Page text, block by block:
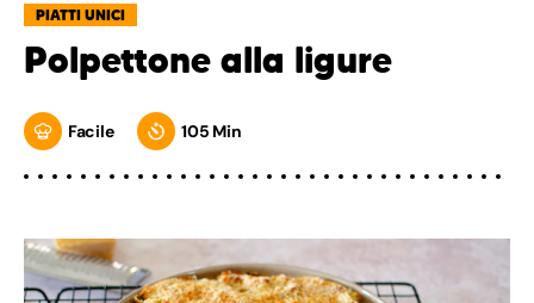
PIATTI UNICI
Polpettone alla ligure
Facile 105 Min